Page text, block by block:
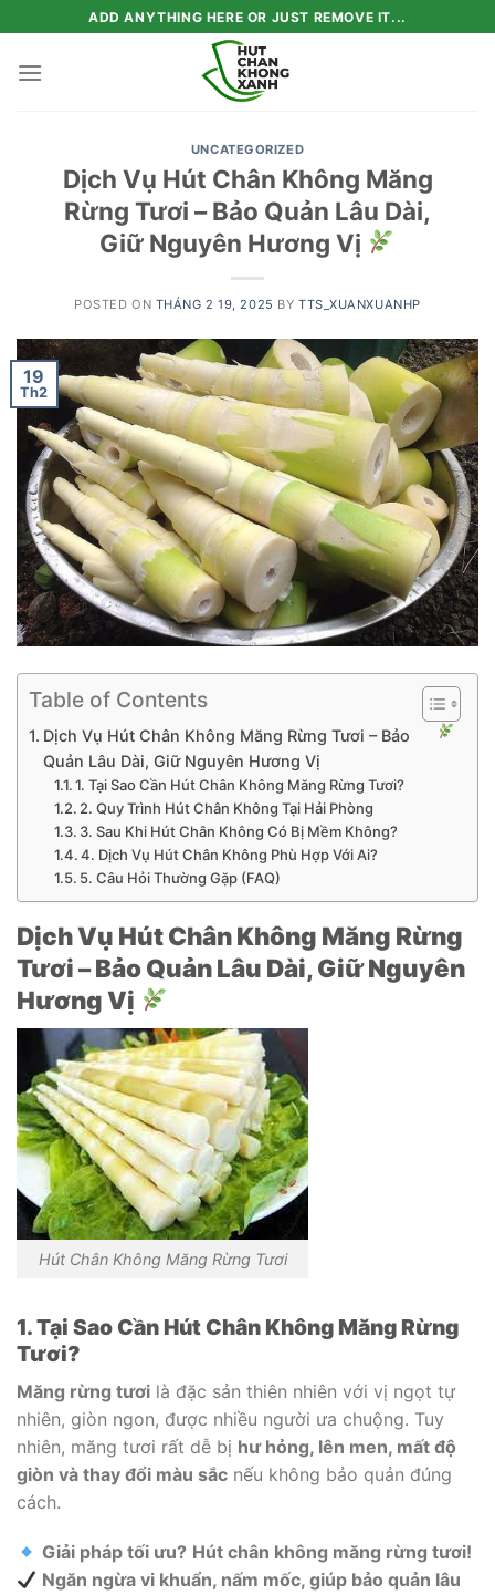
to
content
ADD ANYTHING HERE OR JUST REMOVE IT...
UNCATEGORIZED
Dịch Vụ Hút Chân Không Măng
Rừng Tươi – Bảo Quản Lâu Dài,
Giữ Nguyên Hương Vị
POSTED ON THÁNG 2 19, 2025 BY TTS_XUANXUANHP
19
Th2
Table of Contents
Dịch Vụ Hút Chân Không Măng Rừng Tươi – Bảo
Quản Lâu Dài, Giữ Nguyên Hương Vị
1. Tại Sao Cần Hút Chân Không Măng Rừng Tươi?
2. Quy Trình Hút Chân Không Tại Hải Phòng
3. Sau Khi Hút Chân Không Có Bị Mềm Không?
4. Dịch Vụ Hút Chân Không Phù Hợp Với Ai?
5. Câu Hỏi Thường Gặp (FAQ)
Dịch Vụ Hút Chân Không Măng Rừng
Tươi – Bảo Quản Lâu Dài, Giữ Nguyên
Hương Vị
Hút Chân Không Măng Rừng Tươi
1. Tại Sao Cần Hút Chân Không Măng Rừng
Tươi?
Măng rừng tươi là đặc sản thiên nhiên với vị ngọt tự
nhiên, giòn ngon, được nhiều người ưa chuộng. Tuy
nhiên, măng tươi rất dễ bị hư hỏng, lên men, mất độ
giòn và thay đổi màu sắc nếu không bảo quản đúng
cách.
Giải pháp tối ưu? Hút chân không măng rừng tươi!
Ngăn ngừa vi khuẩn, nấm mốc, giúp bảo quản lâu